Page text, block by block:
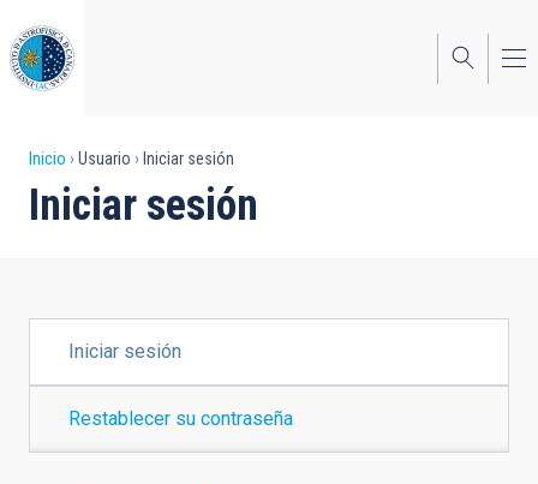
al
contenido
principal
Sobrescribir
enlaces
la
navegación
Inicio Usuario Iniciar sesión
Iniciar sesión
PRINCIPALES
Iniciar sesión
Restablecer su contraseña